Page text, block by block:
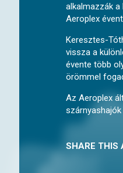
alkalmazzák
Aeroplex
Keresztes-
vissza a
évente több
örömmel
Az Aeroplex
SHARE THIS